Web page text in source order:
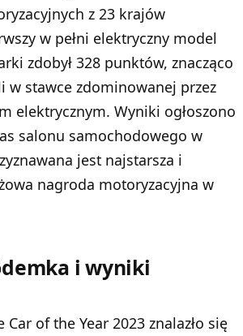
z 23 krajów
w pełni elektryczny model
zdobył 328 punktów, znacząco
w stawce zdominowanej przez
elektrycznym. Wyniki ogłoszono
salonu samochodowego w
jest najstarsza i
nagroda motoryzacyjna w
i wyniki
Car of the Year 2023 znalazło się